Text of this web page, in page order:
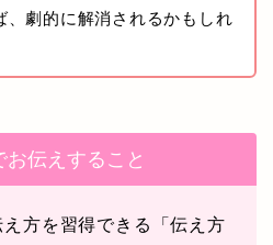
、劇的に解消されるかもしれ
お伝えすること
方を習得できる「伝え方